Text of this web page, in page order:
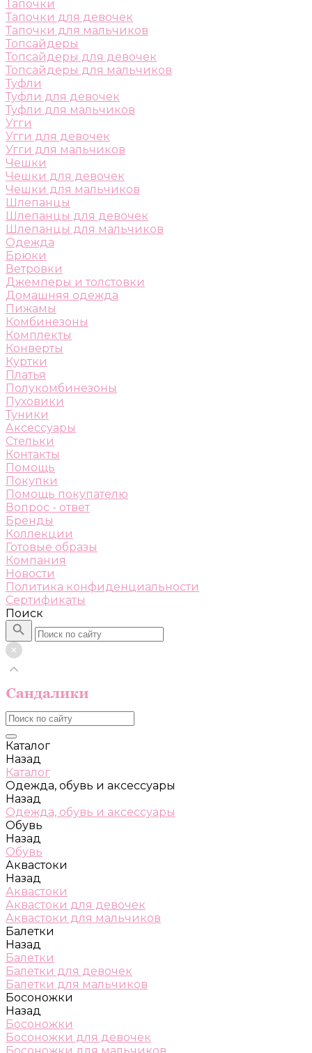
Тапочки
Тапочки для девочек
Тапочки для мальчиков
Топсайдеры
Топсайдеры для девочек
Топсайдеры для мальчиков
Туфли
Туфли для девочек
Туфли для мальчиков
Угги
Угги для девочек
Угги для мальчиков
Чешки
Чешки для девочек
Чешки для мальчиков
Шлепанцы
Шлепанцы для девочек
Шлепанцы для мальчиков
Одежда
Брюки
Ветровки
Джемперы и толстовки
Домашняя одежда
Пижамы
Комбинезоны
Комплекты
Конверты
Куртки
Платья
Полукомбинезоны
Пуховики
Туники
Аксессуары
Стельки
Контакты
Помощь
Покупки
Помощь покупателю
Вопрос - ответ
Бренды
Коллекции
Готовые образы
Компания
Новости
Политика конфиденциальности
Сертификаты
Поиск
Каталог
Назад
Каталог
Одежда, обувь и аксессуары
Назад
Одежда, обувь и аксессуары
Обувь
Назад
Обувь
Аквастоки
Назад
Аквастоки
Аквастоки для девочек
Аквастоки для мальчиков
Балетки
Назад
Балетки
Балетки для девочек
Балетки для мальчиков
Босоножки
Назад
Босоножки
Босоножки для девочек